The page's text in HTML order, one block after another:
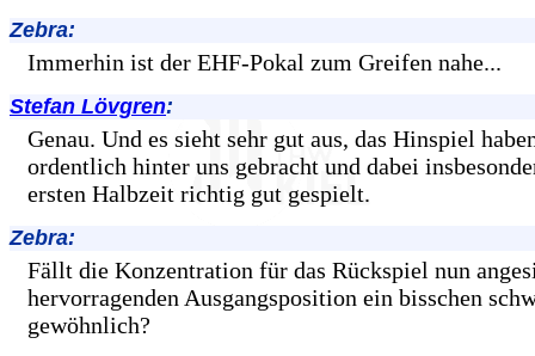
Zebra:
Immerhin ist der EHF-Pokal zum Greifen nahe...
Stefan Lövgren:
Genau. Und es sieht sehr gut aus, das Hinspiel
ordentlich hinter uns gebracht und dabei
ersten Halbzeit richtig gut gespielt.
Zebra:
Fällt die Konzentration für das Rückspiel nun
hervorragenden Ausgangsposition ein bisschen
gewöhnlich?